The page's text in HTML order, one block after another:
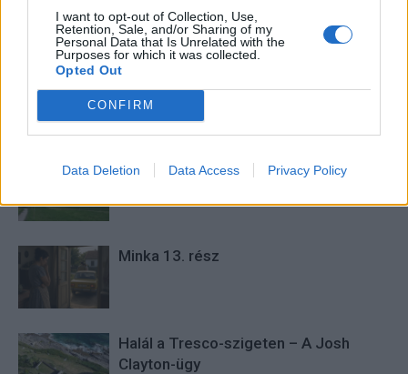
I want to opt-out of Collection, Use,
Retention, Sale, and/or Sharing of my
Personal Data that Is Unrelated with the
Purposes for which it was collected.
Opted Out
CONFIRM
Data Deletion Data Access Privacy Policy
mögött. Néha meséket is írok, de gyakrabban novellákat,
cikkeket és apró vicces történeteket.
KAPCSOLÓDÓ CIKKEK TÖBB A SZERZŐTŐL
Minka 14. rész
Minka 13. rész
Halál a Tresco-szigeten – A Josh
Clayton-ügy